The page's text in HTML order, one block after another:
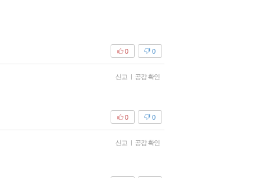
0
0
신고 | 공감 확인
0
0
신고 | 공감 확인